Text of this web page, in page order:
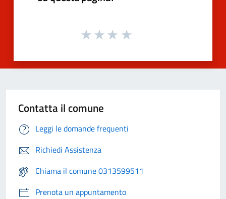
Contatta il comune
Leggi le domande frequenti
Richiedi Assistenza
Chiama il comune 0313599511
Prenota un appuntamento